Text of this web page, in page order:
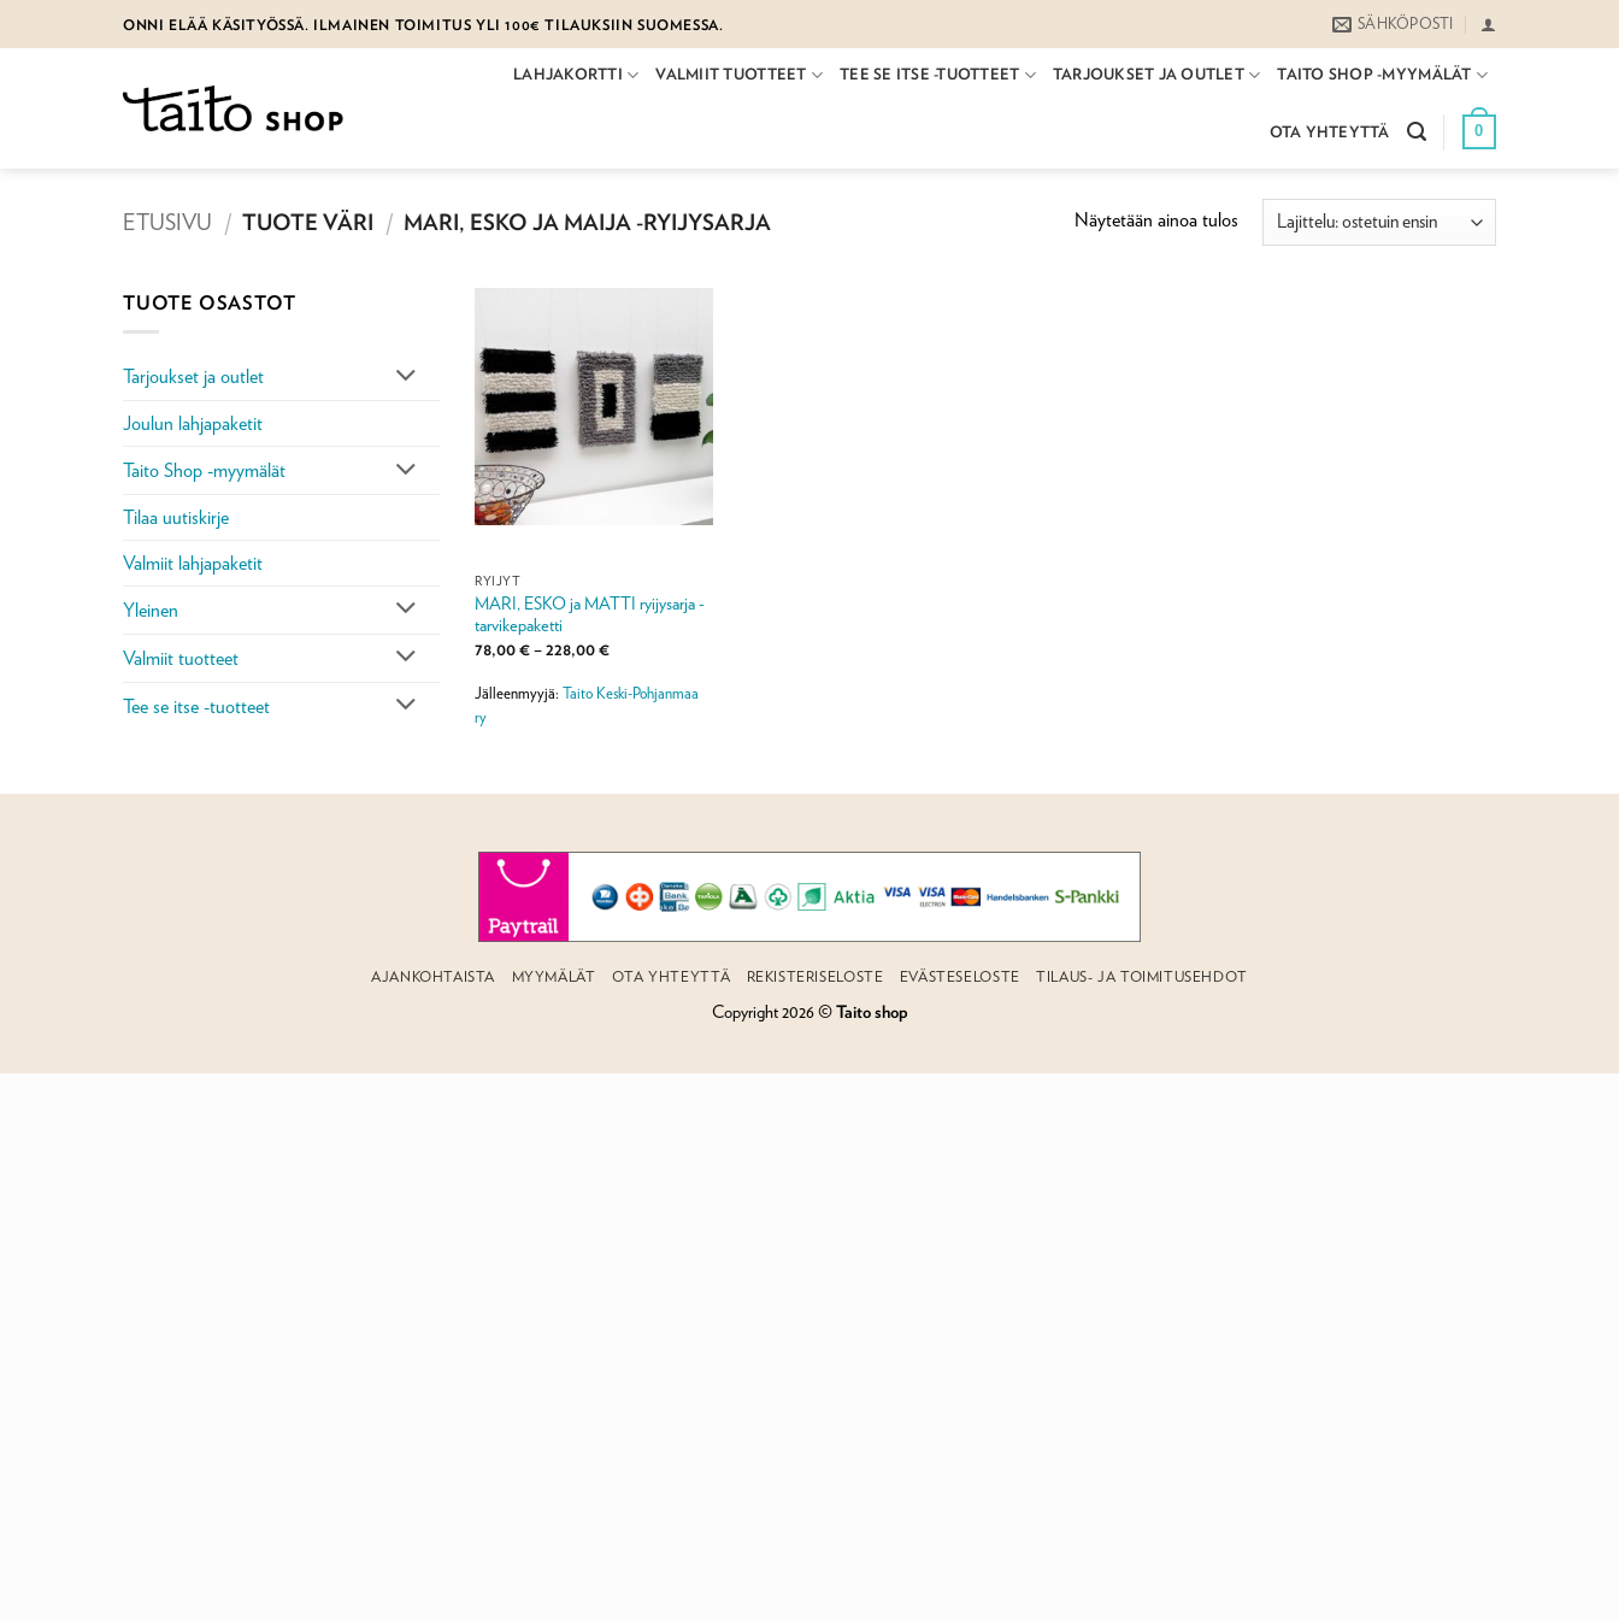
to
ONNI ELÄÄ KÄSITYÖSSÄ. ILMAINEN TOIMITUS YLI 100€ TILAUKSIIN SUOMESSA. SÄHKÖPOSTI
LAHJAKORTTI VALMIIT TUOTTEET TEE SE ITSE -TUOTTEET TARJOUKSET JA OUTLET TAITO SHOP -MYYMÄLÄT
OTA YHTEYTTÄ 0
ETUSIVU / TUOTE VÄRI / MARI, ESKO JA MAIJA -RYIJYSARJA Näytetään ainoa tulos
TUOTE OSASTOT
Tarjoukset ja outlet
Joulun lahjapaketit
Taito Shop -myymälät
Tilaa uutiskirje
Valmiit lahjapaketit
Yleinen
Valmiit tuotteet
Tee se itse -tuotteet
RYIJYT
MARI, ESKO ja MATTI ryijysarja -
tarvikepaketti
78,00€–228,00€Hintaluokka:
228,00 €
Jälleenmyyjä:Taito Keski-Pohjanmaa
ry
AJANKOHTAISTA MYYMÄLÄT OTA YHTEYTTÄ REKISTERISELOSTE EVÄSTESELOSTE TILAUS- JA TOIMITUSEHDOT
Copyright 2026 ©Taito shop